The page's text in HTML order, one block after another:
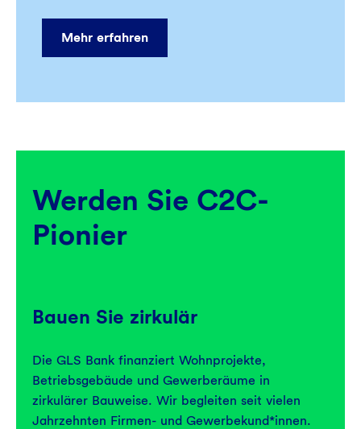
Mehr erfahren
Werden Sie C2C-
Pionier
Bauen Sie zirkulär
Die GLS Bank finanziert Wohnprojekte,
Betriebsgebäude und Gewerberäume in
zirkulärer Bauweise. Wir begleiten seit vielen
Jahrzehnten Firmen- und Gewerbekund*innen.